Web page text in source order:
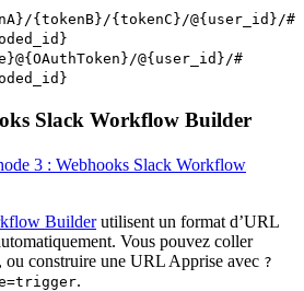
{tokenB}/{tokenC}/@{user_id}/#
@{user_id}/#
Slack Workflow Builder
3 : Webhooks Slack Workflow
Builderutilisent un format d’URL
Vous pouvez coller
ou construire une URL Apprise avec ?
.